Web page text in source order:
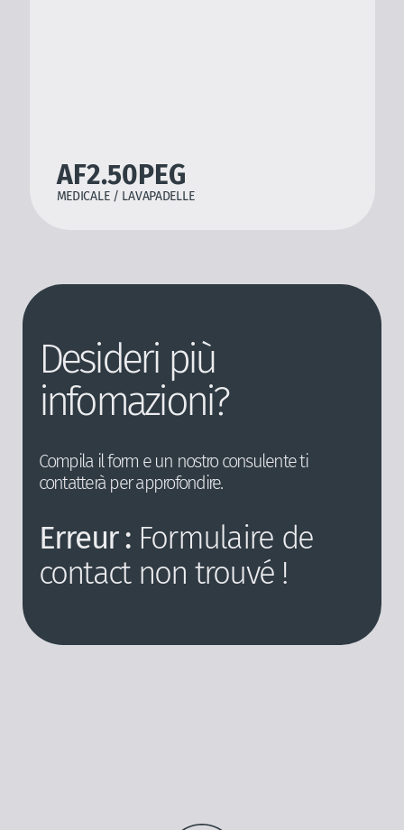
AF2.50PEG
MEDICALE / LAVAPADELLE
Desideri più
infomazioni?
Compila il form e un nostro consulente ti
contatterà per approfondire.
Erreur :Formulaire de
contact non trouvé !